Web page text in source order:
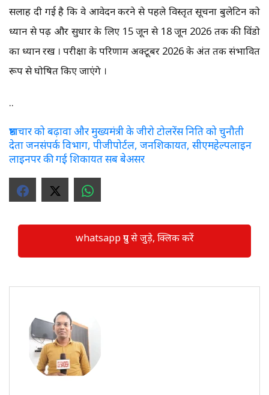
सलाह दी गई है कि वे आवेदन करने से पहले विस्तृत सूचना बुलेटिन को
ध्यान से पढ़ें और सुधार के लिए 15 जून से 18 जून 2026 तक की विंडो
का ध्यान रखें । परीक्षा के परिणाम अक्टूबर 2026 के अंत तक संभावित
रूप से घोषित किए जाएंगे ।
..
भ्रष्टाचार को बढ़ावा और मुख्यमंत्री के जीरो टोलरेंस निति को चुनौती
देता जनसंपर्क विभाग, पीजीपोर्टल, जनशिकायत, सीएमहेल्पलाइन
लाइनपर की गई शिकायत सब बेअसर
whatsapp ग्रुप से जुड़े, क्लिक करें